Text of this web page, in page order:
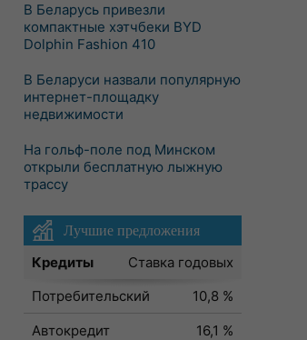
В Беларусь привезли
компактные хэтчбеки BYD
Dolphin Fashion 410
В Беларуси назвали популярную
интернет-площадку
недвижимости
На гольф-поле под Минском
открыли бесплатную лыжную
трассу
Лучшие предложения
Кредиты
Ставка годовых
Потребительский
10,8 %
Автокредит
16,1 %